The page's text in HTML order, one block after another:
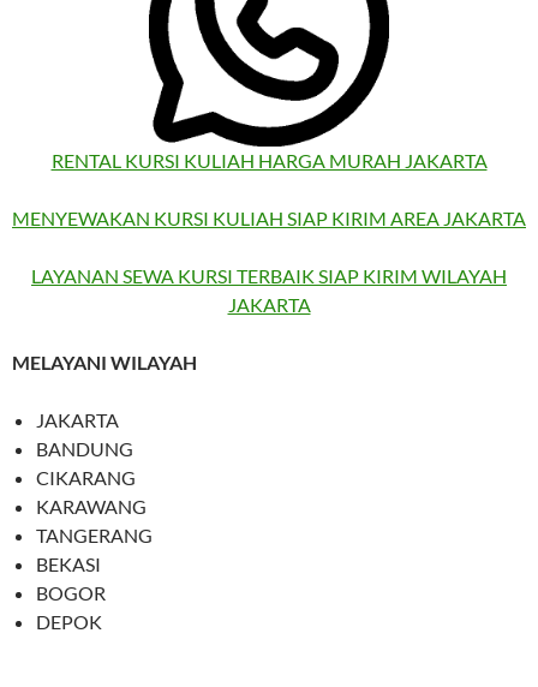
RENTAL KURSI KULIAH HARGA MURAH JAKARTA
MENYEWAKAN KURSI KULIAH SIAP KIRIM AREA JAKARTA
LAYANAN SEWA KURSI TERBAIK SIAP KIRIM WILAYAH
JAKARTA
MELAYANI WILAYAH
JAKARTA
BANDUNG
CIKARANG
KARAWANG
TANGERANG
BEKASI
BOGOR
DEPOK